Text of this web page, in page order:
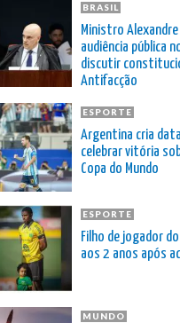
BRASIL
Ministro
audiência pública
discutir
Antifacção
ESPORTE
Argentina cria
celebrar vitória
Copa do Mundo
ESPORTE
Filho de jogador
aos 2 anos após
MUNDO